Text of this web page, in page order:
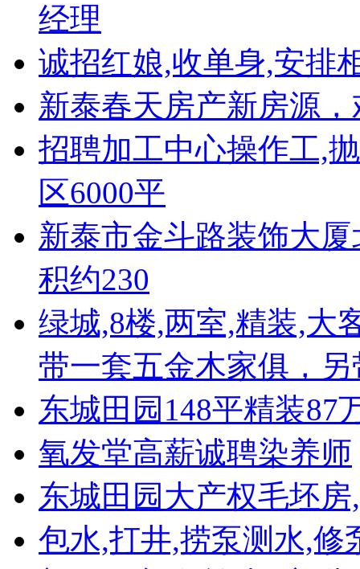
经理
诚招红娘,收单身,安排
新泰春天房产新房源
招聘加工中心操作工,
区6000平
新泰市金斗路装饰大
积约230
绿城,8楼,两室,精装,大
带一套五金木家俱，
东城田园148平精装87
氧发堂高薪诚聘染养师
东城田园大产权毛坯
包水,打井,捞泵测水,修